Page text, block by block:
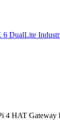
6 DualLite
4 HAT Gateway